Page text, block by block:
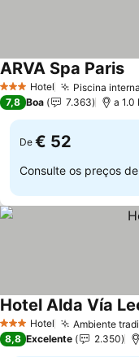
3 EstrelasHotel Piscina
ARVA Spa Paris
7,8 Boa 7.363 a 1.0
De € 52
Consulte os preços de
3 EstrelasHotel Ambiente
Hotel Alda Vía
8,8 Excelente 2.350